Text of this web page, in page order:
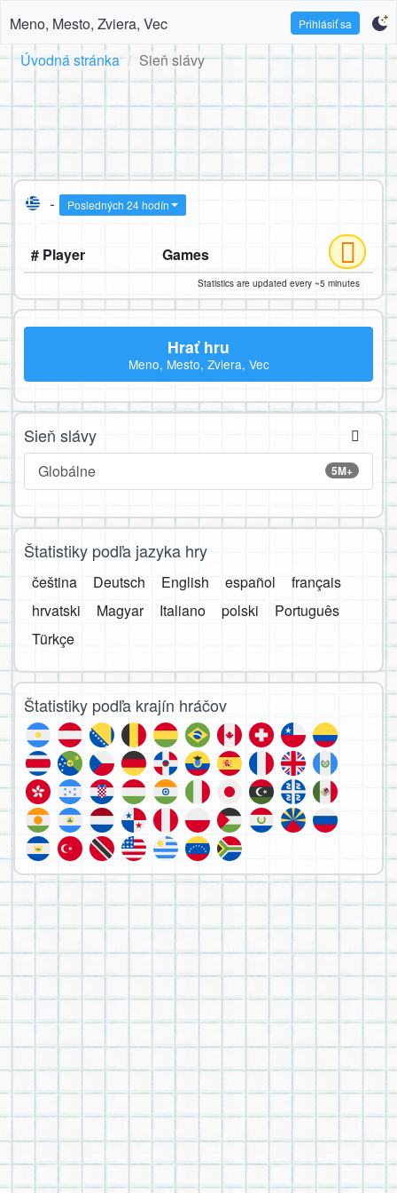
Meno, Mesto, Zviera, Vec Prihlásiť sa
Úvodná stránka Sieň slávy
- Posledných 24 hodín
# Player Games
Statistics are updated every ~5 minutes
Hrať hru
Meno, Mesto, Zviera, Vec
Sieň slávy
5M+
Globálne
Štatistiky podľa jazyka hry
čeština Deutsch English español
français
hrvatski
Magyar Italiano polski
Português
Türkçe
Štatistiky podľa krajín hráčov